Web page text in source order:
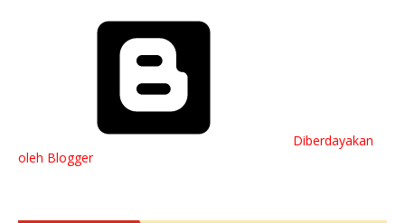
Diberdayakan
oleh Blogger